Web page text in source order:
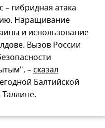
гибридная атака
Наращивание
и использование
Вызов России
–сказал
Балтийской